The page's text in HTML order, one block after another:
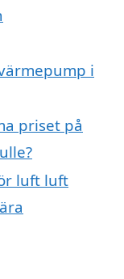
i
priset på
luft luft